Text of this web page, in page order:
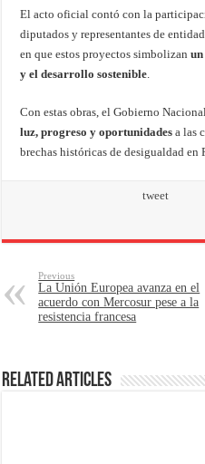
El acto oficial contó con la
diputados y representantes de
en que estos proyectos simbolizan
y el desarrollo sostenible.
Con estas obras, el Gobierno
luz, progreso y oportunidades a las
brechas históricas de desigualdad en
tweet
Previous
La Unión Europea avanza en el
acuerdo con Mercosur pese a la
resistencia francesa
Related Articles